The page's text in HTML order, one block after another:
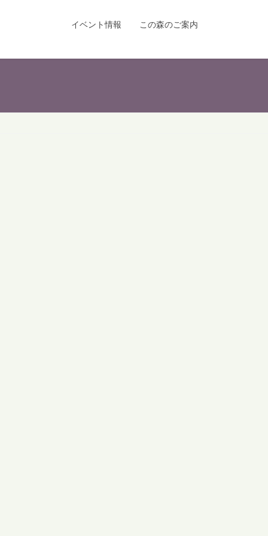
イベント情報 この森のご案内